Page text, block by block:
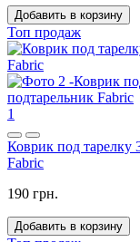
Добавить в корзину
Топ продаж
1
Коврик под тарелку
Fabric
190 грн.
Добавить в корзину